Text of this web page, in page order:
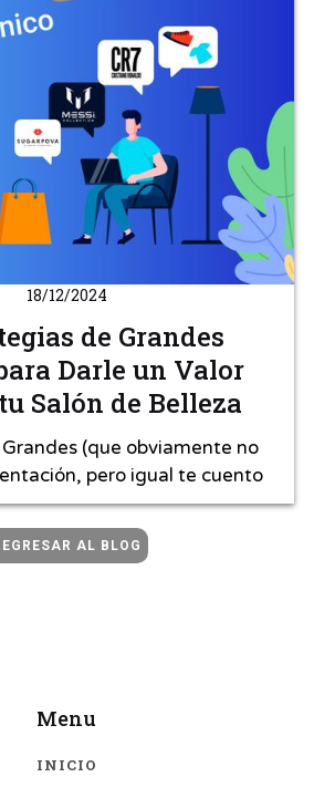
18/12/2024
de Grandes
Darle un Valor
Salón de Belleza
(que obviamente no
pero igual te cuento
AL BLOG
Menu
INICIO